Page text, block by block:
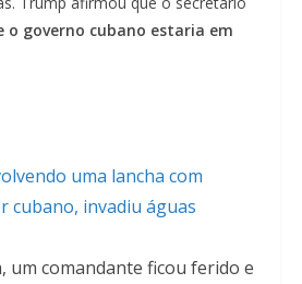
o governo cubano estaria em
uma lancha com
invadiu águas
comandante ficou ferido e